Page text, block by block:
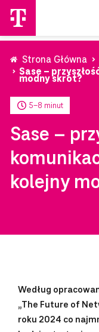
strony
głównej
Strona Główna
Sase –
modny skrót?
5-8 minut
Sase –
kolejny
Według
„The Future of
roku 2024 co